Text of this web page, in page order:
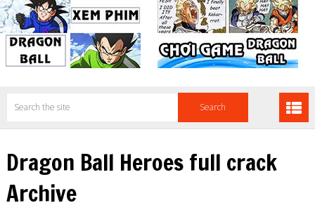
Dragon Ball Heroes full crack
Archive